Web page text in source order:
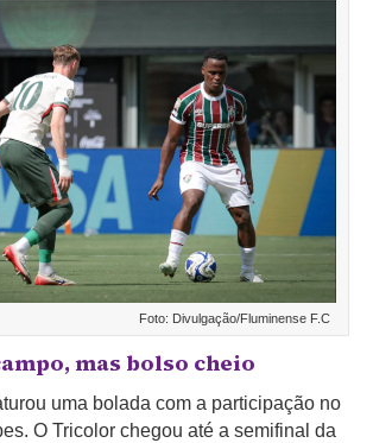
Foto: Divulgação/Fluminense F.C
mas bolso cheio
uma bolada com a participação no
O Tricolor chegou até a semifinal da